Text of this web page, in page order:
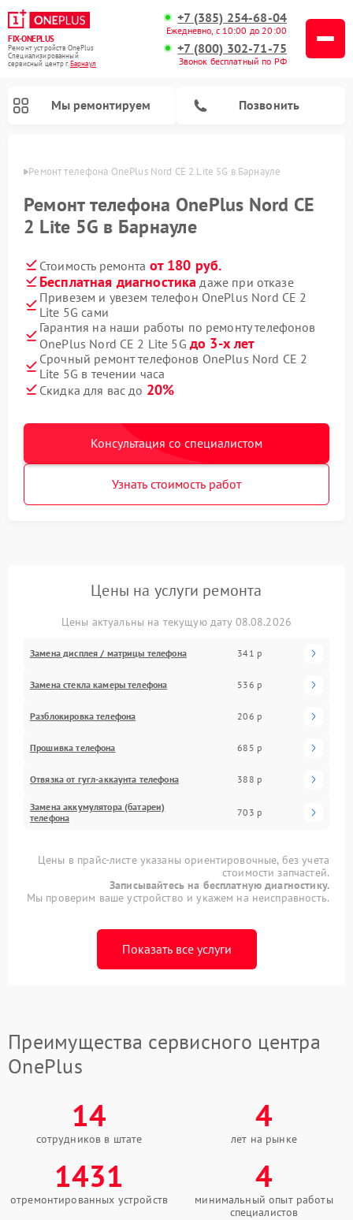
FIX-ONEPLUS
Ремонт устройств OnePlus
Специализированный
cервисный центр г.Барнаул
+7 (385) 254-68-04
Ежедневно, с 10:00 до 20:00
+7 (800) 302-71-75
Звонок бесплатный по РФ
Мы ремонтируем Позвонить
Ремонт телефона OnePlus Nord CE 2 Lite 5G в Барнауле
Ремонт телефона OnePlus Nord CE
2 Lite 5G в Барнауле
Стоимость ремонта от 180 руб.
Бесплатная диагностика даже при отказе
Привезем и увезем телефон OnePlus Nord CE 2
Lite 5G сами
Гарантия на наши работы по ремонту телефонов
OnePlus Nord CE 2 Lite 5G до 3-х лет
Срочный ремонт телефонов OnePlus Nord CE 2
Lite 5G в течении часа
Скидка для вас до 20%
Консультация со специалистом
Узнать стоимость работ
Цены на услуги ремонта
Цены актуальны на текущую дату 08.08.2026
Замена дисплея / матрицы телефона 341 р
Замена стекла камеры телефона 536 р
Разблокировка телефона 206 р
Прошивка телефона 685 р
Отвязка от гугл-аккаунта телефона 388 р
Замена аккумулятора (батареи)
телефона
703 р
Цены в прайс-листе указаны ориентировочные, без учета
стоимости запчастей.
Записывайтесь на бесплатную диагностику.
Мы проверим ваше устройство и укажем на неисправность.
Показать все услуги
Преимущества сервисного центра
OnePlus
14
сотрудников в штате
4
лет на рынке
1431
отремонтированных устройств
4
минимальный опыт работы
специалистов